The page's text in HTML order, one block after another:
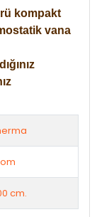
kompakt
vana
cm.